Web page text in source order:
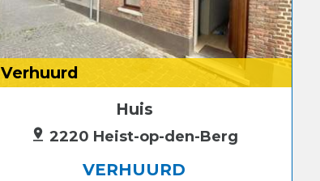
Verhuurd
Huis
2220 Heist-op-den-Berg
VERHUURD